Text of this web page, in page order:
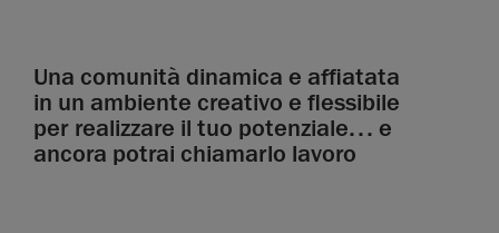
Una comunità dinamica e affiatata
in un ambiente creativo e flessibile
per realizzare il tuo potenziale... e
ancora potrai chiamarlo lavoro